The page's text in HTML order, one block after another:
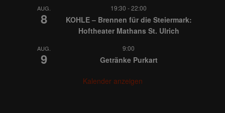
AUG.
8
19:30 -22:00
KOHLE – Brennen für die Steiermark:
Hoftheater Mathans St. Ulrich
AUG.
9
9:00
Getränke Purkart
Kalender anzeigen